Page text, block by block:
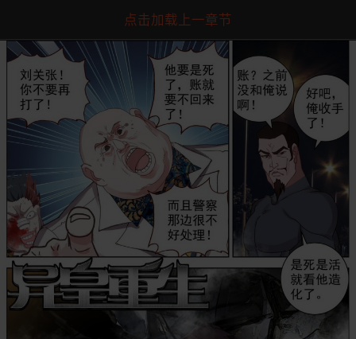
点击加载上一章节